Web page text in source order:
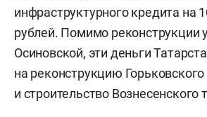
инфраструктурного кредита на
рублей. Помимо реконструкции
Осиновской, эти деньги
на реконструкцию
и строительство Вознесенского